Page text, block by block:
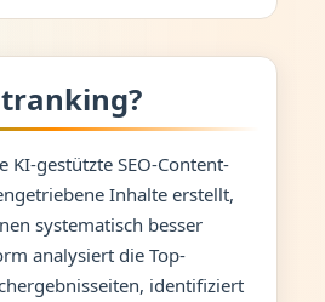
KI-gestützte SEO-Content-
Inhalte erstellt,
systematisch besser
analysiert die Top-
identifiziert